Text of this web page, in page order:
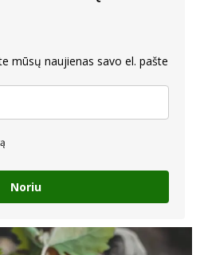
mūsų naujienas savo el. pašte
Noriu